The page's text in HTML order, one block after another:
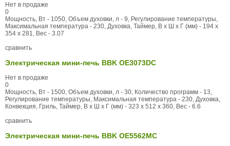
Нет в продаже
0
Мощность, Вт - 1050, Объем духовки, л - 9, Регулирование температуры,
Максимальная температура - 230, Духовка, Таймер, В x Ш x Г (мм) - 194 x
354 x 281, Вес - 3.07
сравнить
Электрическая мини-печь BBK OE3073DC
Нет в продаже
0
Мощность, Вт - 1500, Объем духовки, л - 30, Количество программ - 13,
Регулирование температуры, Максимальная температура - 230, Духовка,
Конвекция, Гриль, Таймер, В x Ш x Г (мм) - 323 x 512 x 360, Вес - 6.6
сравнить
Электрическая мини-печь BBK OE5562MC